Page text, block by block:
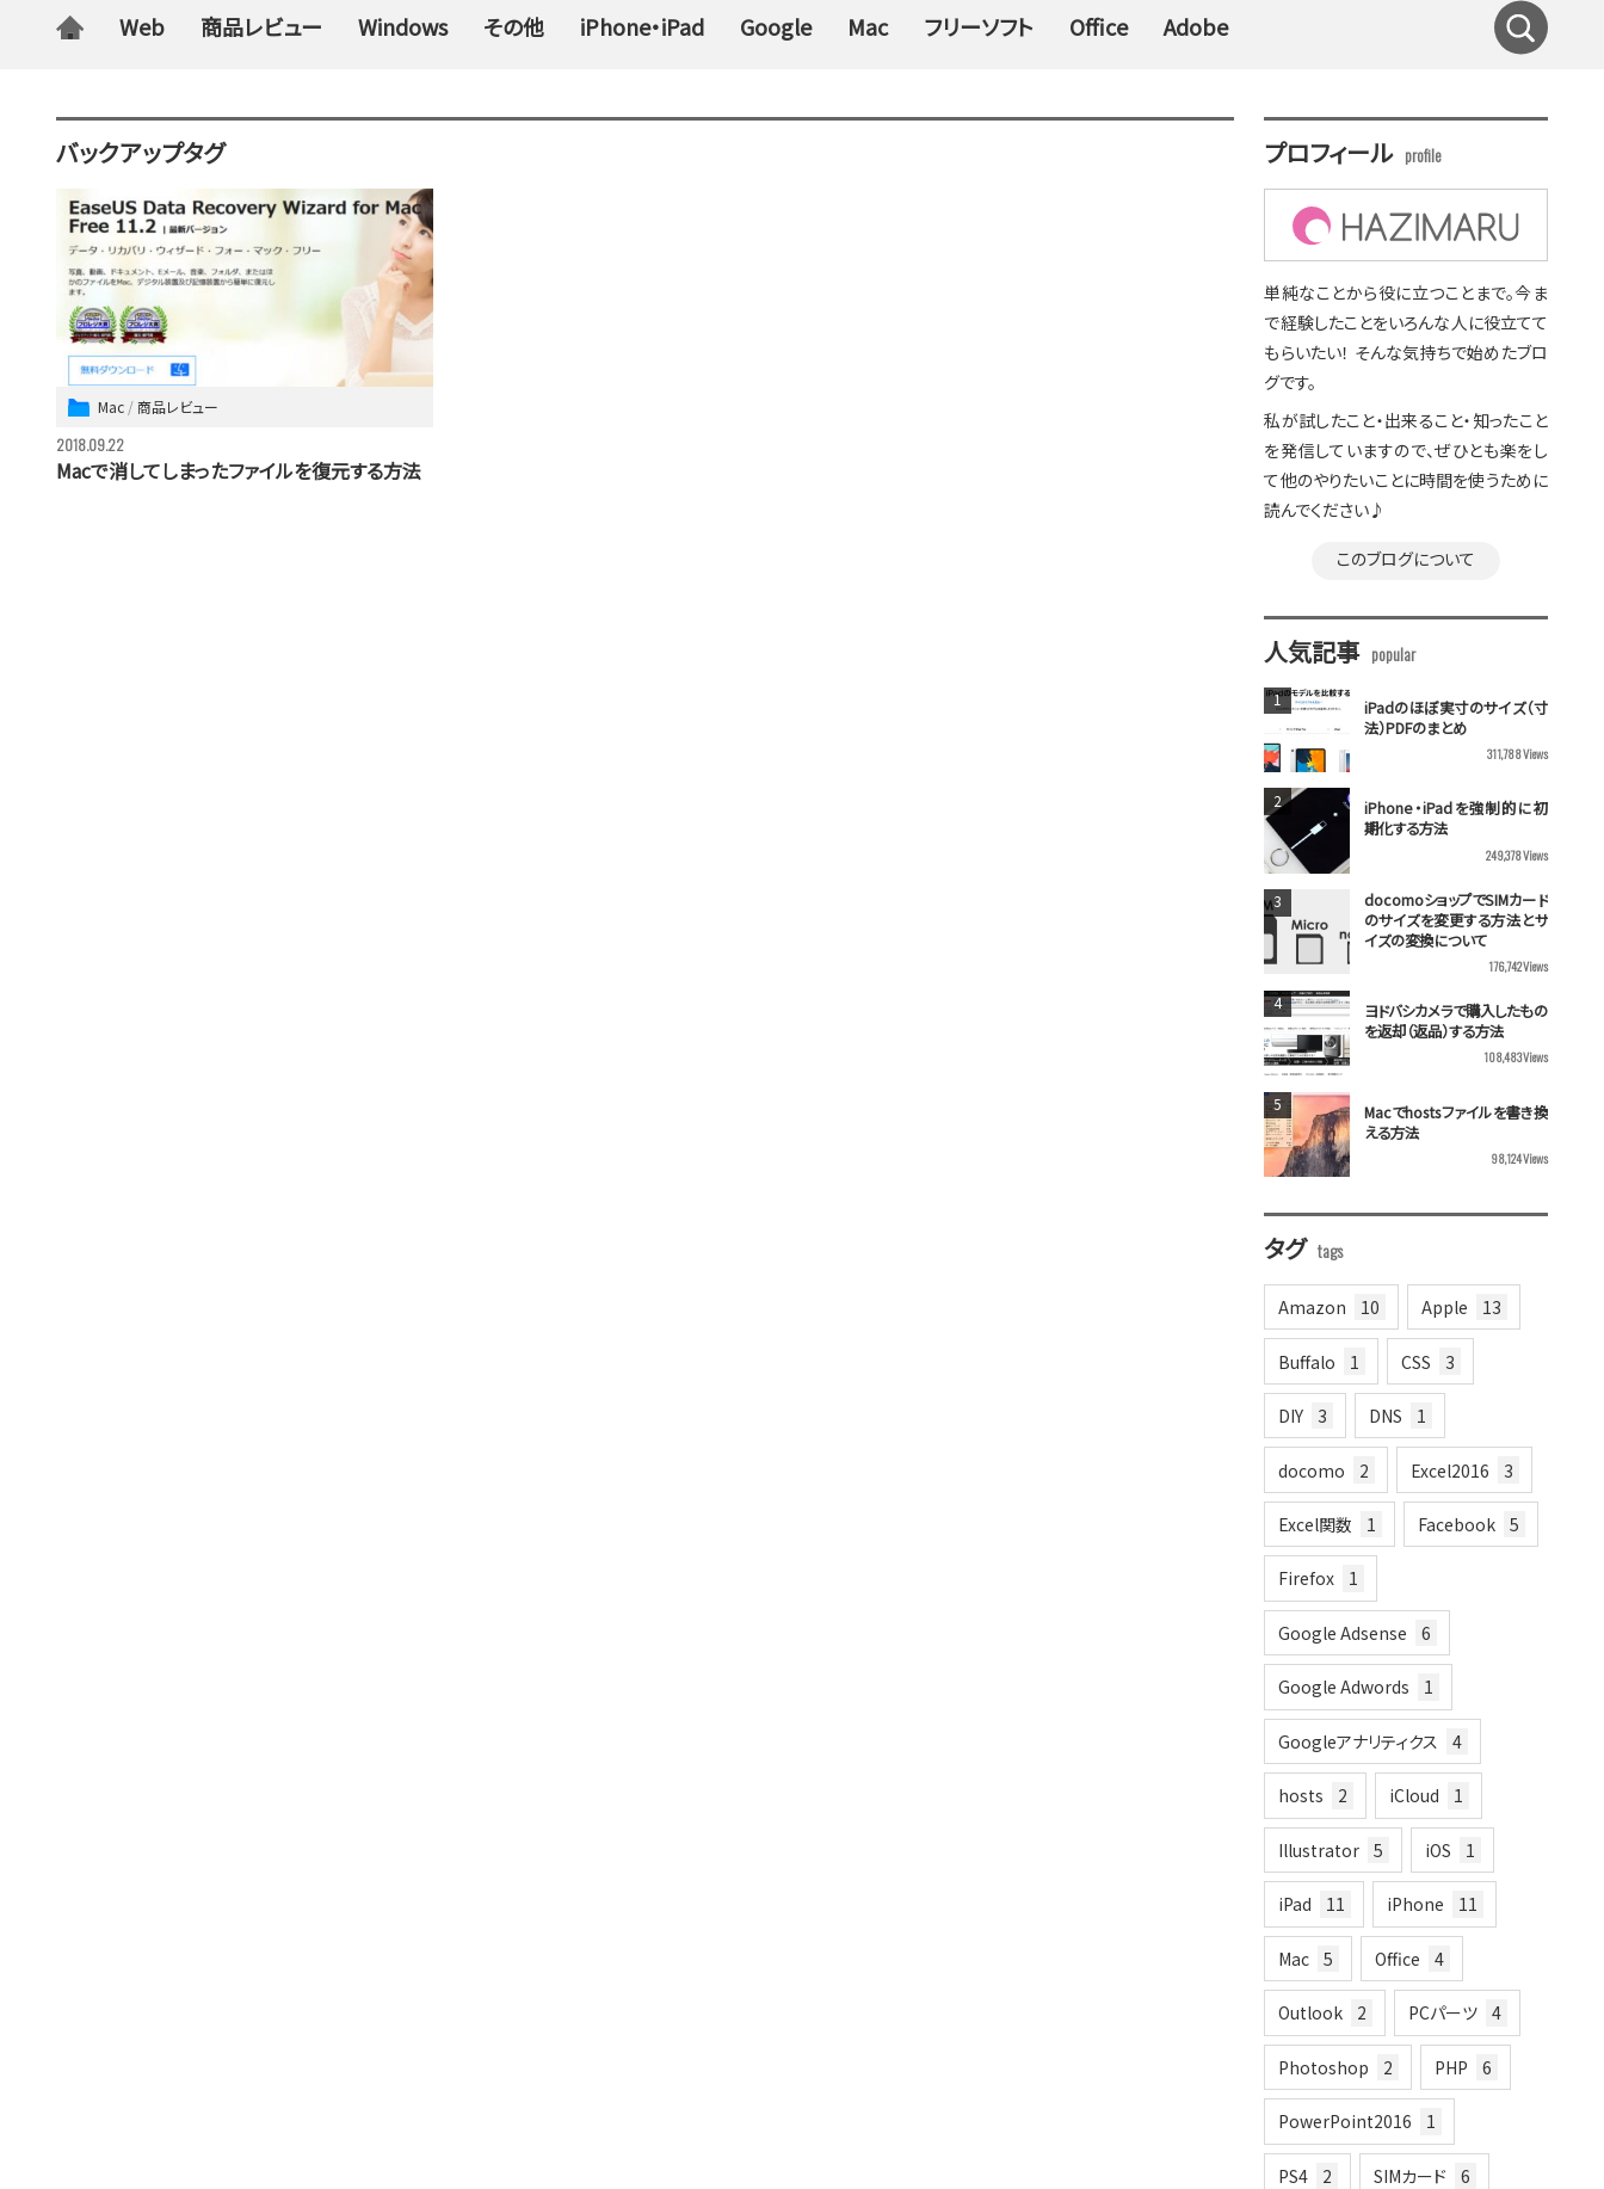
Web 商品レビュー Windows その他 iPhone・iPad Google Mac フリーソフト Office Adobe
バックアップタグ
Macで消してしまったファイルを復元する方法
Mac
商品レビュー
2018.09.22
プロフィール
単純なことから役に立つことまで。今ま
で経験したことをいろんな人に役立てて
もらいたい！ そんな気持ちで始めたブロ
グです。
私が試したこと・出来ること・知ったこと
を発信していますので、ぜひとも楽をし
て他のやりたいことに時間を使うために
読んでください♪
このブログについて
人気記事
iPadのほぼ実寸のサイズ（寸
法）PDFのまとめ
311,788Views
iPhone・iPadを強制的に初
期化する方法
249,378Views
docomoショップでSIMカード
のサイズを変更する方法とサ
イズの変換について
176,742Views
ヨドバシカメラで購入したもの
を返却（返品）する方法
108,483Views
Macでhostsファイルを書き換
える方法
98,124Views
タグ
Amazon 10 Apple 13
Buffalo 1 CSS 3
DIY 3 DNS 1
docomo 2 Excel2016 3
Excel関数 1 Facebook 5
Firefox 1
Google Adsense 6
Google Adwords 1
Googleアナリティクス 4
hosts 2 iCloud 1
Illustrator 5 iOS 1
iPad 11 iPhone 11
Mac 5 Office 4
Outlook 2 PCパーツ 4
Photoshop 2 PHP 6
PowerPoint2016 1
PS4 2 SIMカード 6